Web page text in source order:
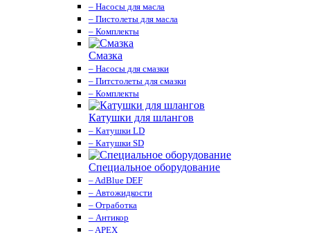
– Насосы для масла
– Пистолеты для масла
– Комплекты
Смазка
– Насосы для смазки
– Питстолеты для смазки
– Комплекты
Катушки для шлангов
– Катушки LD
– Катушки SD
Специальное оборудование
– AdBlue DEF
– Автожидкости
– Отработка
– Антикор
– APEX